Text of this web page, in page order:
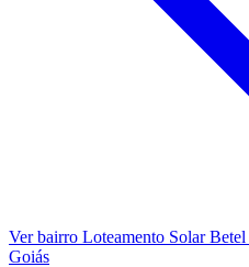
Ver bairro Loteamento Solar Betel
Goiás